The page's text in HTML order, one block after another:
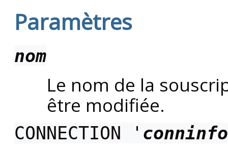
Paramètres
nom
Le nom de la
être modifiée.
CONNECTION ' conninfo